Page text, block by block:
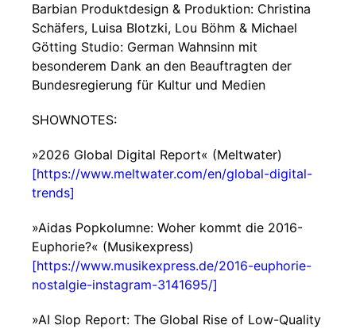
Barbian Produktdesign & Produktion: Christina
Schäfers, Luisa Blotzki, Lou Böhm & Michael
Götting Studio: German Wahnsinn mit
besonderem Dank an den Beauftragten der
Bundesregierung für Kultur und Medien
SHOWNOTES:
»2026 Global Digital Report« (Meltwater)
[https://www.meltwater.com/en/global-digital-
trends]
»Aidas Popkolumne: Woher kommt die 2016-
Euphorie?« (Musikexpress)
[https://www.musikexpress.de/2016-euphorie-
nostalgie-instagram-3141695/]
»AI Slop Report: The Global Rise of Low-Quality